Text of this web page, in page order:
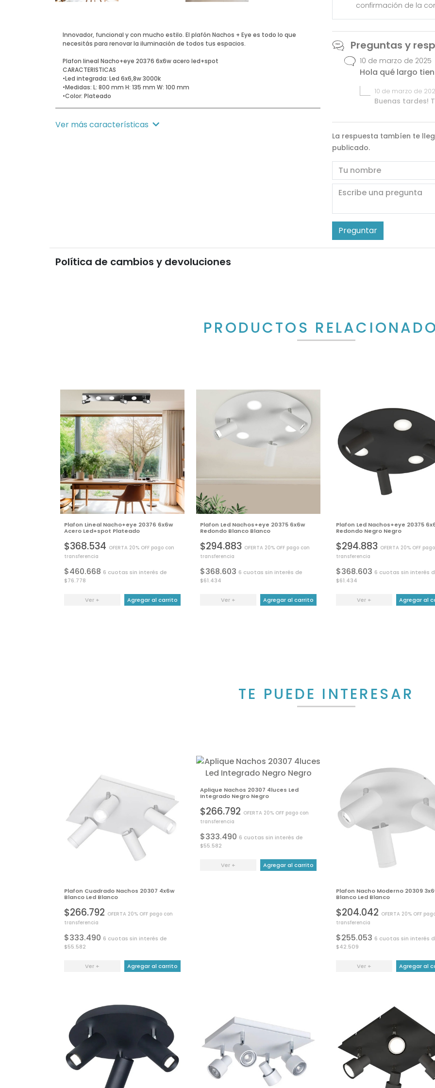
confirmación de la
Innovador, funcional y con mucho estilo. El plafón Nachos + Eye es todo lo que
necesitás para renovar la iluminación de todos tus espacios.
Plafon lineal Nacho+eye 20376 6x6w acero led+spot
CARACTERISTICAS
•Led integrada: Led 6x6,8w 3000k
•Medidas: L: 800 mm H: 135 mm W: 100 mm
•Color: Plateado
Ver más características
Preguntas y
10 de marzo de 2025
Hola qué largo
10 de marzo de
Buenas tardes!
La respuesta tambíen te
publicado.
Nombre
Escribe una pregunta
Preguntar
Política de cambios y devoluciones
PRODUCTOS
Plafon Lineal Nacho+eye 20376 6x6w
Acero Led+spot Plateado
$368.534 OFERTA 20% OFF pago con
transferencia
$460.668 6 cuotas sin interés de
$76.778
Ver + Agregar al carrito
Plafon Led Nachos+eye 20375 6x6w
Redondo Blanco Blanco
$294.883 OFERTA 20% OFF pago con
transferencia
$368.603 6 cuotas sin interés de
$61.434
Ver + Agregar al carrito
Plafon Led Nachos+eye 20375
Redondo Negro Negro
$294.883 OFERTA 20% OFF
transferencia
$368.603 6 cuotas sin interés
$61.434
Ver + Agregar al
TE PUEDE INTERESAR
Plafon Cuadrado Nachos 20307 4x6w
Blanco Led Blanco
$266.792 OFERTA 20% OFF pago con
transferencia
$333.490 6 cuotas sin interés de
$55.582
Ver + Agregar al carrito
Aplique Nachos 20307 4luces Led
Integrado Negro Negro
$266.792 OFERTA 20% OFF pago con
transferencia
$333.490 6 cuotas sin interés de
$55.582
Ver + Agregar al carrito
Plafon Nacho Moderno 20309
Blanco Led Blanco
$204.042 OFERTA 20% OFF
transferencia
$255.053 6 cuotas sin interés
$42.509
Ver + Agregar al